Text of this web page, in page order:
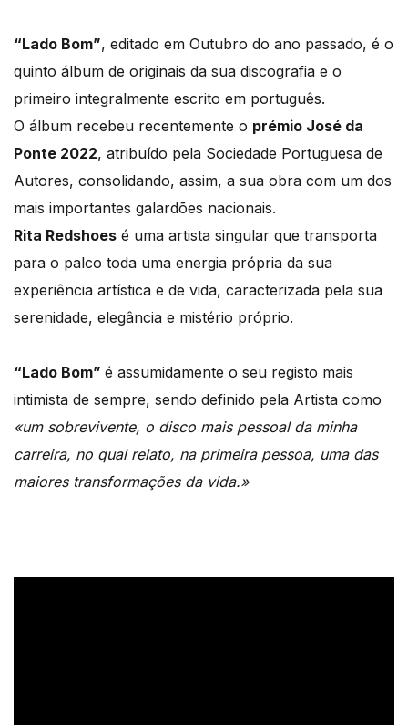
“Lado Bom”, editado em Outubro do ano passado, é o
quinto álbum de originais da sua discografia e o
primeiro integralmente escrito em português.
O álbum recebeu recentemente o prémio José da
Ponte 2022, atribuído pela Sociedade Portuguesa de
Autores, consolidando, assim, a sua obra com um dos
mais importantes galardões nacionais.
Rita Redshoes é uma artista singular que transporta
para o palco toda uma energia própria da sua
experiência artística e de vida, caracterizada pela sua
serenidade, elegância e mistério próprio.
“Lado Bom” é assumidamente o seu registo mais
intimista de sempre, sendo definido pela Artista como
«um sobrevivente, o disco mais pessoal da minha
carreira, no qual relato, na primeira pessoa, uma das
maiores transformações da vida.»